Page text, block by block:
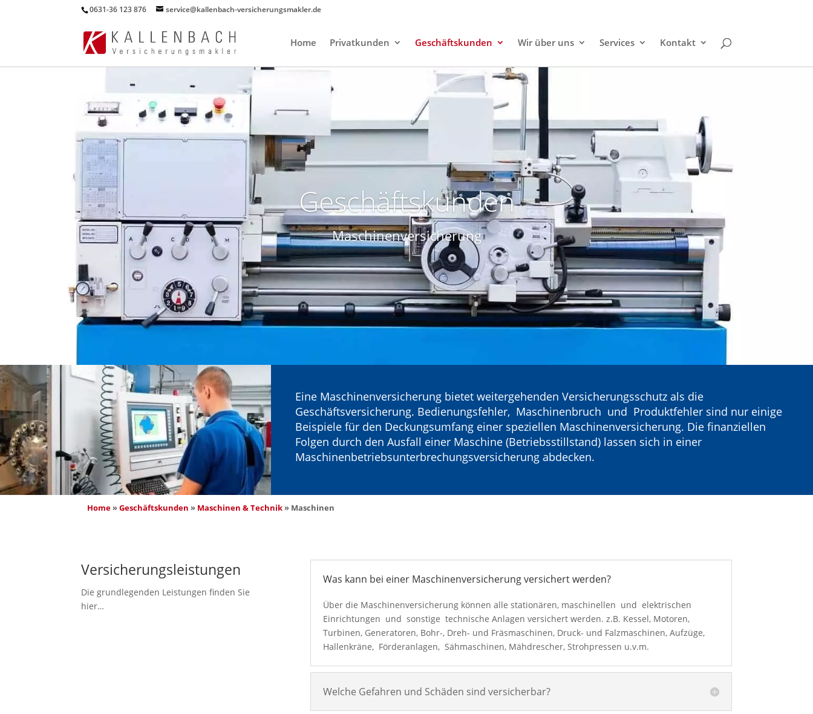
0631-36 123 876 service@kallenbach-versicherungsmakler.de
Home Privatkunden Geschäftskunden Wir über uns Services Kontakt
Geschäftskunden
Maschinenversicherung
Eine Maschinenversicherung bietet weitergehenden Versicherungsschutz als die
Geschäftsversicherung. Bedienungsfehler, Maschinenbruch und Produktfehler sind nur einige
Beispiele für den Deckungsumfang einer speziellen Maschinenversicherung. Die finanziellen
Folgen durch den Ausfall einer Maschine (Betriebsstillstand) lassen sich in einer
Maschinenbetriebsunterbrechungsversicherung abdecken.
Home » Geschäftskunden » Maschinen & Technik » Maschinen
Versicherungsleistungen
Die grundlegenden Leistungen finden Sie
hier…
Was kann bei einer Maschinenversicherung versichert werden?
Über die Maschinenversicherung können alle stationären, maschinellen und elektrischen
Einrichtungen und sonstige technische Anlagen versichert werden. z.B. Kessel, Motoren,
Turbinen, Generatoren, Bohr-, Dreh- und Fräsmaschinen, Druck- und Falzmaschinen, Aufzüge,
Hallenkräne, Förderanlagen, Sähmaschinen, Mähdrescher, Strohpressen u.v.m.
Welche Gefahren und Schäden sind versicherbar?